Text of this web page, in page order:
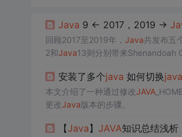
Java 9 ← 2017，2019 →
回顾2017至2019年， Java共发布五
2和Java13则分别带来Shenandoah
安装了多个java 如何切换java
本文介绍了一种通过修改JAVA
更改Java版本的步骤。
【Java】 JAVA知识总结浅析